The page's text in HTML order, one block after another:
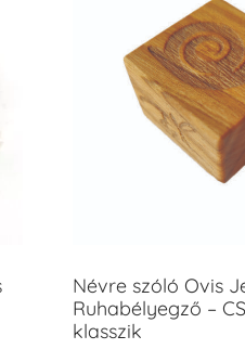
Névre szóló Ovis
Ruhabélyegző –
klasszik